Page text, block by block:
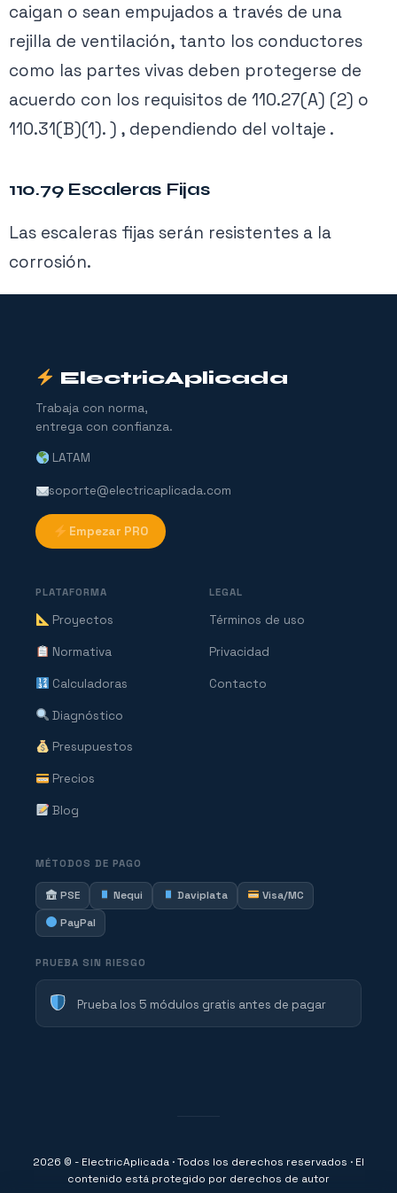
caigan o sean empujados a través de una
rejilla de ventilación, tanto los conductores
como las partes vivas deben protegerse de
acuerdo con los requisitos de 110.27(A) (2) o
110.31(B)(1). ) , dependiendo del voltaje .
110.79 Escaleras Fijas
Las escaleras fijas serán resistentes a la
corrosión.
ElectricAplicada
Trabaja con norma,
entrega con confianza.
LATAM
soporte@electricaplicada.com
Empezar PRO
PLATAFORMA
Proyectos
Normativa
Calculadoras
Diagnóstico
Presupuestos
Precios
Blog
LEGAL
Términos de uso
Privacidad
Contacto
MÉTODOS DE PAGO
PSE Nequi Daviplata
Visa/MC
PayPal
PRUEBA SIN RIESGO
Prueba los 5 módulos gratis antes de pagar
2026 © - ElectricAplicada · Todos los derechos reservados · El
contenido está protegido por derechos de autor